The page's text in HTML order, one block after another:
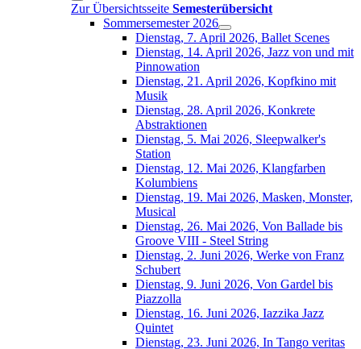
Zur Übersichtsseite Semesterübersicht
Sommersemester 2026
Dienstag, 7. April 2026, Ballet Scenes
Dienstag, 14. April 2026, Jazz von und mit
Pinnowation
Dienstag, 21. April 2026, Kopfkino mit
Musik
Dienstag, 28. April 2026, Konkrete
Abstraktionen
Dienstag, 5. Mai 2026, Sleepwalker's
Station
Dienstag, 12. Mai 2026, Klangfarben
Kolumbiens
Dienstag, 19. Mai 2026, Masken, Monster,
Musical
Dienstag, 26. Mai 2026, Von Ballade bis
Groove VIII - Steel String
Dienstag, 2. Juni 2026, Werke von Franz
Schubert
Dienstag, 9. Juni 2026, Von Gardel bis
Piazzolla
Dienstag, 16. Juni 2026, Iazzika Jazz
Quintet
Dienstag, 23. Juni 2026, In Tango veritas